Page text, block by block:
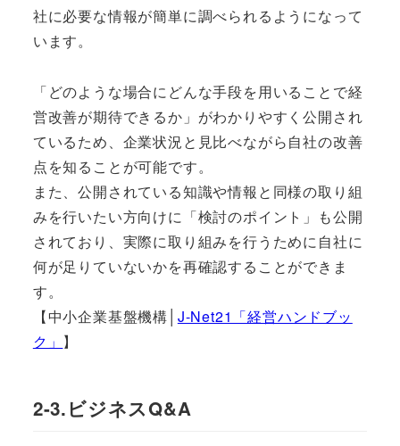
社に必要な情報が簡単に調べられるようになって
います。
「どのような場合にどんな手段を用いることで経
営改善が期待できるか」がわかりやすく公開され
ているため、企業状況と見比べながら自社の改善
点を知ることが可能です。
また、公開されている知識や情報と同様の取り組
みを行いたい方向けに「検討のポイント」も公開
されており、実際に取り組みを行うために自社に
何が足りていないかを再確認することができま
す。
【中小企業基盤機構│ J-Net21「経営ハンドブッ
ク」 】
2-3.ビジネスQ&A